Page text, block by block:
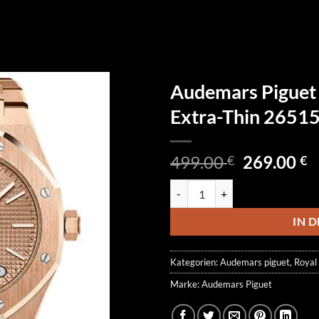
Audemars
Extra-Thin
499.00€
499.00 €
269.00€
IN
Kategorien:Audemars piguet,
Marke:Audemars Piguet